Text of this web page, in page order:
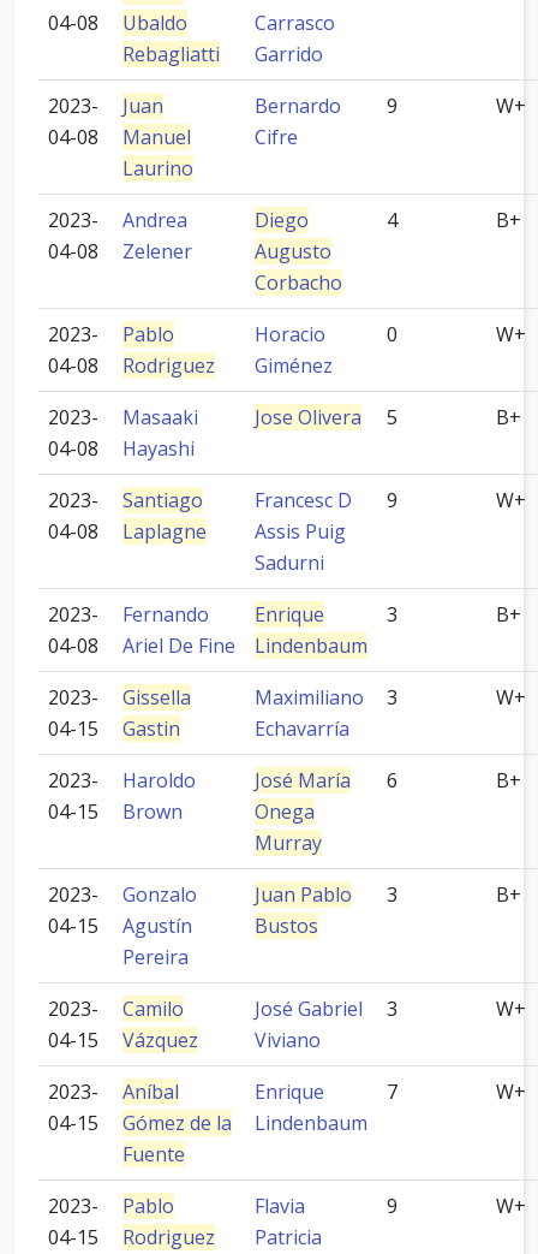
04-08
Ubaldo
Rebagliatti
Carrasco
Garrido
2023-
04-08
Juan
Manuel
Laurino
Bernardo
Cifre
9 W+
2023-
04-08
Andrea
Zelener
Diego
Augusto
Corbacho
4 B+
2023-
04-08
Pablo
Rodriguez
Horacio
Giménez
0 W+
2023-
04-08
Masaaki
Hayashi
Jose Olivera 5 B+
2023-
04-08
Santiago
Laplagne
Francesc D
Assis Puig
Sadurni
9 W+
2023-
04-08
Fernando
Ariel De Fine
Enrique
Lindenbaum
3 B+
2023-
04-15
Gissella
Gastin
Maximiliano
Echavarría
3 W+
2023-
04-15
Haroldo
Brown
José María
Onega
Murray
6 B+
2023-
04-15
Gonzalo
Agustín
Pereira
Juan Pablo
Bustos
3 B+
2023-
04-15
Camilo
Vázquez
José Gabriel
Viviano
3 W+
2023-
04-15
Aníbal
Gómez de la
Fuente
Enrique
Lindenbaum
7 W+
2023-
04-15
Pablo
Rodriguez
Flavia
Patricia
9 W+